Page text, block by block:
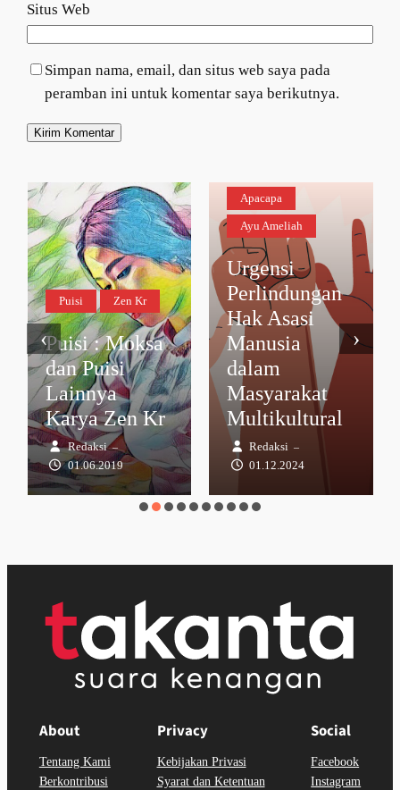
Situs Web
Simpan nama, email, dan situs web saya pada
peramban ini untuk komentar saya berikutnya.
Puisi Zen Kr
Puisi : Moksa
dan Puisi
Lainnya
Karya Zen Kr
Redaksi –
01.06.2019
Apacapa
Ayu Ameliah
Urgensi
Perlindungan
Hak Asasi
Manusia
dalam
Masyarakat
Multikultural
Redaksi –
01.12.2024
‹ ›
About
Tentang Kami
Berkontribusi
Privacy
Kebijakan Privasi
Syarat dan Ketentuan
Social
Facebook
Instagram